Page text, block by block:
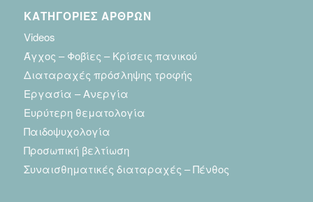
ΚΑΤΗΓΟΡΙΕΣ ΑΡΘΡΩΝ
Videos
Άγχος – Φοβίες – Κρίσεις πανικού
Διαταραχές πρόσληψης τροφής
Εργασία – Ανεργία
Ευρύτερη θεματολογία
Παιδοψυχολογία
Προσωπική βελτίωση
Συναισθηματικές διαταραχές – Πένθος